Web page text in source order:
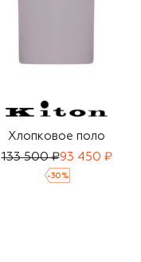
Хлопковое поло
133 500 ₽93 450 ₽
-30 %